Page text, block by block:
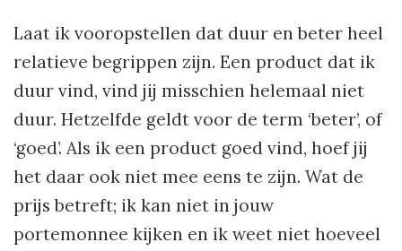
Laat ik vooropstellen dat duur en beter heel
relatieve begrippen zijn. Een product dat ik
duur vind, vind jij misschien helemaal niet
duur. Hetzelfde geldt voor de term ‘beter’, of
‘goed’. Als ik een product goed vind, hoef jij
het daar ook niet mee eens te zijn. Wat de
prijs betreft; ik kan niet in jouw
portemonnee kijken en ik weet niet hoeveel